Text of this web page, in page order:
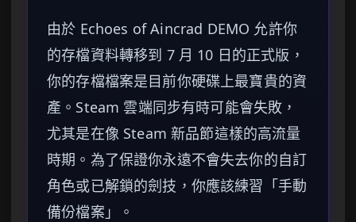
由於 Echoes of Aincrad DEMO 允許你
的存檔資料轉移到 7 月 10 日的正式版，
你的存檔檔案是目前你硬碟上最寶貴的資
產。Steam 雲端同步有時可能會失敗，
尤其是在像 Steam 新品節這樣的高流量
時期。為了保證你永遠不會失去你的自訂
角色或已解鎖的劍技，你應該練習「手動
備份檔案」。